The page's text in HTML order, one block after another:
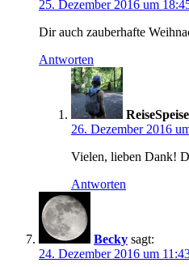
25. Dezember 2016 um
Dir auch zauberhafte
Antworten
26. Dezember 2016
Vielen, lieben Dank!
Antworten
Becky sagt:
24. Dezember 2016 um